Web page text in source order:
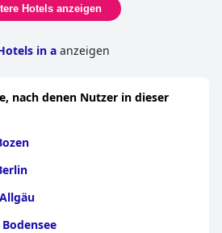
Hotels anzeigen
in aanzeigen
nach denen Nutzer in dieser